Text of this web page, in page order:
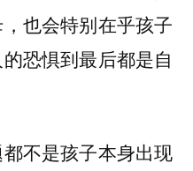
也会特别在乎孩子
恐惧到最后都是自
不是孩子本身出现